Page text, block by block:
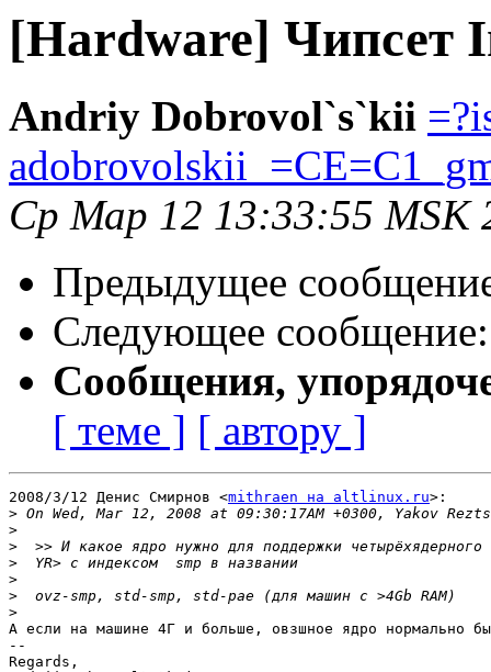
[Hardware] Чипсет
Andriy Dobrovol`s`kii
Ср Мар 12 13:33:55 MSK
Предыдущее
Следующее
Сообщения,
[ теме ] [ автору ]
2008/3/12 Денис Смирнов <mithraen на altlinux.ru>:
>
>
>
>
>
>
>
А если на машине 4Г и больше, овзшное ядро нормально
--
Regards,